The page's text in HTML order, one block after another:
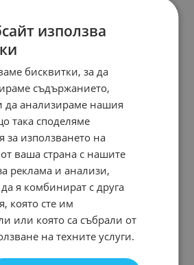
бр.
Арт.№: 47103
по:
използва
бисквитки, за да
съдържанието,
да анализираме нашия
така споделяме
използването на
ваша страна с нашите
реклама и анализи,
я комбинират с друга
която сте им
или която са събрали от
на техните услуги.